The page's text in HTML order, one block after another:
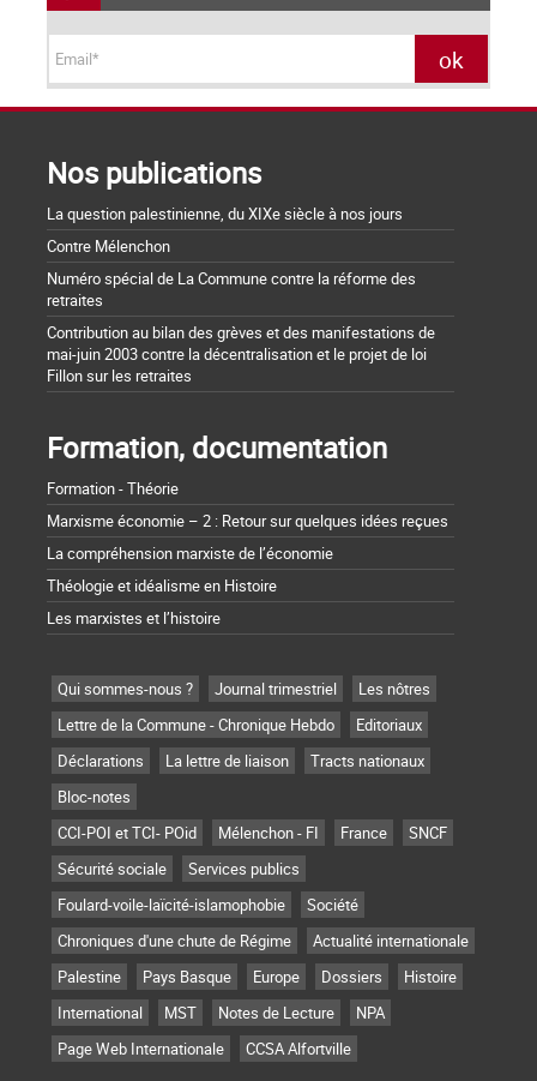
Nos publications
La question palestinienne, du XIXe siècle à nos jours
Contre Mélenchon
Numéro spécial de La Commune contre la réforme des
retraites
Contribution au bilan des grèves et des manifestations de
mai-juin 2003 contre la décentralisation et le projet de loi
Fillon sur les retraites
Formation, documentation
Formation - Théorie
Marxisme économie – 2 : Retour sur quelques idées reçues
La compréhension marxiste de l’économie
Théologie et idéalisme en Histoire
Les marxistes et l’histoire
Qui sommes-nous ? Journal trimestriel
Les nôtres
Lettre de la Commune - Chronique Hebdo
Editoriaux
Déclarations
La lettre de liaison
Tracts nationaux
Bloc-notes
CCI-POI et TCI- POid
Mélenchon - FI France
SNCF
Sécurité sociale
Services publics
Foulard-voile-laïcité-islamophobie
Société
Chroniques d'une chute de Régime
Actualité internationale
Palestine
Pays Basque Europe Dossiers
Histoire
International
MST Notes de Lecture
NPA
Page Web Internationale
CCSA Alfortville